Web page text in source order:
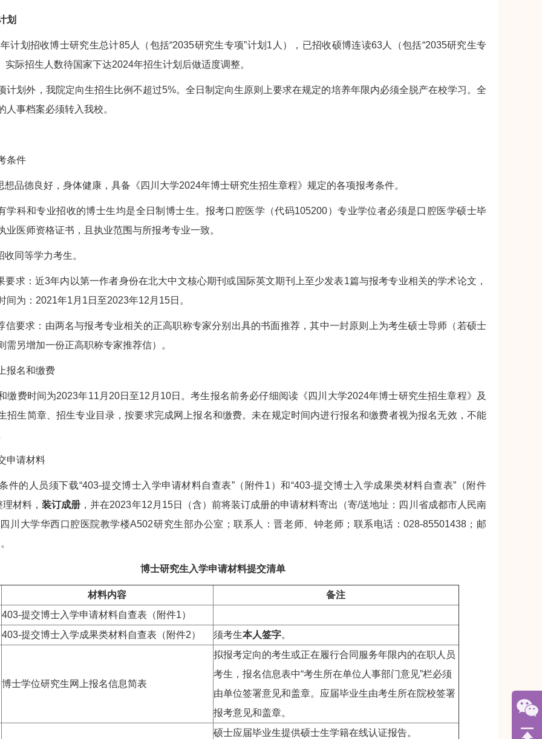
划
划招收博士研究生总计85人（包括“2035研究生专项”计划1人），已招收硕博连读63人（包括“2035研究生专
实际招生人数待国家下达2024年招生计划后做适度调整。
划外，我院定向生招生比例不超过5%。全日制定向生原则上要求在规定的培养年限内必须全脱产在校学习。全
人事档案必须转入我校。
条件
德良好，身体健康，具备《四川大学2024年博士研究生招生章程》规定的各项报考条件。
科和专业招收的博士生均是全日制博士生。报考口腔医学（代码105200）专业学位者必须是口腔医学硕士毕
业医师资格证书，且执业范围与所报考专业一致。
同等学力考生。
：近3年内以第一作者身份在北大中文核心期刊或国际英文期刊上至少发表1篇与报考专业相关的学术论文，
间为：2021年1月1日至2023年12月15日。
要求：由两名与报考专业相关的正高职称专家分别出具的书面推荐，其中一封原则上为考生硕士导师（若硕士
需另增加一份正高职称专家推荐信）。
名和缴费
费时间为2023年11月20日至12月10日。考生报名前务必仔细阅读《四川大学2024年博士研究生招生章程》及
招生简章、招生专业目录，按要求完成网上报名和缴费。未在规定时间内进行报名和缴费者视为报名无效，不能
请材料
的人员须下载“403-提交博士入学申请材料自查表”（附件1）和“403-提交博士入学成果类材料自查表”（附件
理材料， 装订成册 ，并在2023年12月15日（含）前将装订成册的申请材料寄出（寄/送地址：四川省成都市人民南
川大学华西口腔医院教学楼A502研究生部办公室；联系人：晋老师、钟老师；联系电话：028-85501438；邮
博士研究生入学申请材料提交清单
材料内容
备注
403-提交博士入学申请材料自查表（附件1）
403-提交博士入学成果类材料自查表（附件2） 须考生本人签字。
博士学位研究生网上报名信息简表
拟报考定向的考生或正在履行合同服务年限内的在职人员
考生，报名信息表中“考生所在单位人事部门意见”栏必须
由单位签署意见和盖章。应届毕业生由考生所在院校签署
报考意见和盖章。
硕士应届毕业生提供硕士生学籍在线认证报告。